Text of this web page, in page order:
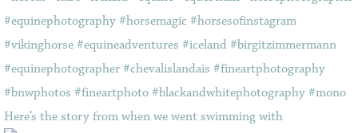
Here’s the story from when we went swimming with